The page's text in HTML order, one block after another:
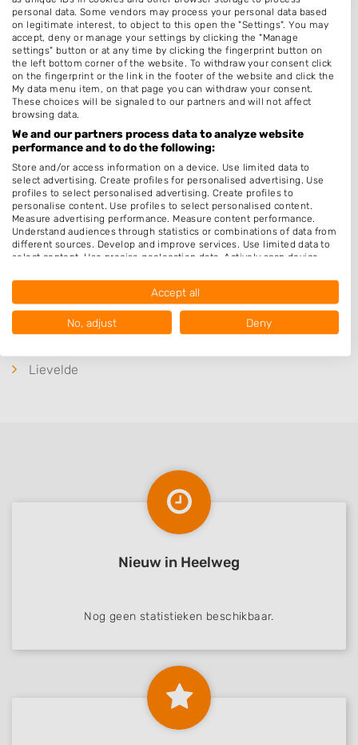
Plaatsen in de buurt
Harreveld
Varsseveld
Zieuwent
Halle
Marienvelde
Westendorp
Lichtenvoorde
De Heurne
Lievelde
Nieuw in Heelweg
Nog geen statistieken beschikbaar.
personal data. Some vendors may process your personal data based
on legitimate interest, to object to this open the "Settings". You may
accept, deny or manage your settings by clicking the "Manage
settings" button or at any time by clicking the fingerprint button on
the left bottom corner of the website. To withdraw your consent click
on the fingerprint or the link in the footer of the website and click the
My data menu item, on that page you can withdraw your consent.
These choices will be signaled to our partners and will not affect
browsing data.
We and our partners process data to analyze website
performance and to do the following:
Store and/or access information on a device. Use limited data to
select advertising. Create profiles for personalised advertising. Use
profiles to select personalised advertising. Create profiles to
personalise content. Use profiles to select personalised content.
Measure advertising performance. Measure content performance.
Understand audiences through statistics or combinations of data from
different sources. Develop and improve services. Use limited data to
select content. Use precise geolocation data. Actively scan device
Data may be shared outside of the European Union and send to the
Your consent and the cookie policy applies solely to this website/app.
View Partner List (1016 IAB Vendors)
We use your data for the following purposes:
IAB processing purposes:
Use profiles to select personalised
Measure advertising performance
Understand audiences through statistics
or combinations of data from different
Accept all
No, adjust Deny